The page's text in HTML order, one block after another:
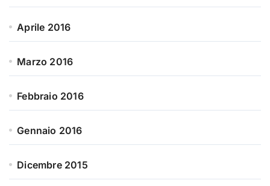
Aprile 2016
Marzo 2016
Febbraio 2016
Gennaio 2016
Dicembre 2015